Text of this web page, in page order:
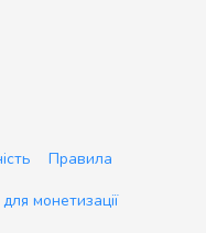
Правила
монетизації